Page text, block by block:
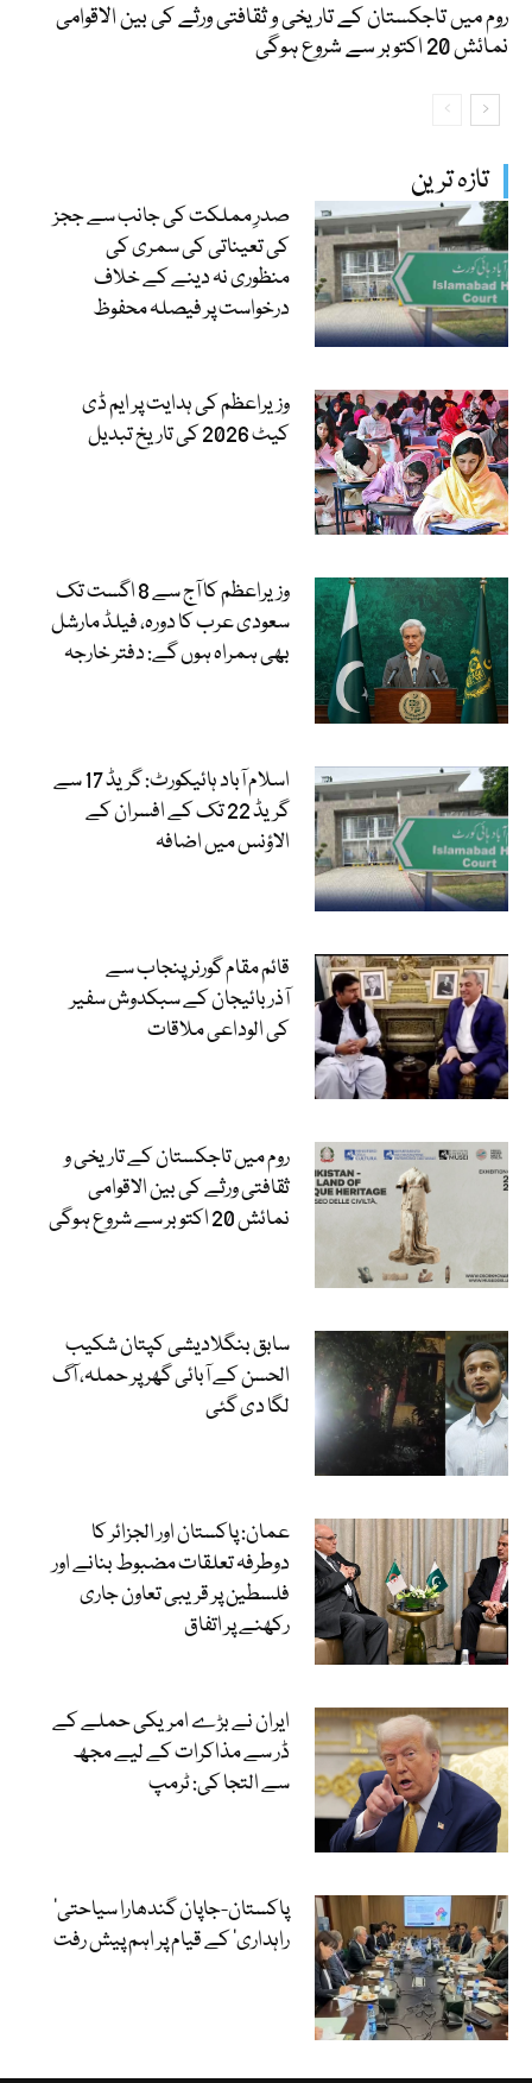
تازہ ترین
صدرِ مملکت کی جانب سے ججز
کی تعیناتی کی سمری کی
منظوری نہ دینے کے خلاف
درخواست پر فیصلہ محفوظ
وزیراعظم کی ہدایت پر ایم ڈی
کیٹ 2026 کی تاریخ تبدیل
وزیراعظم کا آج سے 8 اگست تک
سعودی عرب کا دورہ، فیلڈ مارشل
بھی ہمراہ ہوں گے: دفتر خارجہ
اسلام آباد ہائیکورٹ: گریڈ 17 سے
گریڈ 22 تک کے افسران کے
الاؤنس میں اضافہ
قائم مقام گورنر پنجاب سے
آذربائیجان کے سبکدوش سفیر
کی الوداعی ملاقات
روم میں تاجکستان کے تاریخی و
ثقافتی ورثے کی بین الاقوامی
نمائش 20 اکتوبر سے شروع ہوگی
سابق بنگلادیشی کپتان شکیب
الحسن کے آبائی گھر پر حملہ، آگ
لگا دی گئی
عمان: پاکستان اور الجزائر کا
دوطرفہ تعلقات مضبوط بنانے اور
فلسطین پر قریبی تعاون جاری
رکھنے پر اتفاق
ایران نے بڑے امریکی حملے کے
ڈر سے مذاکرات کے لیے مجھ
سے التجا کی: ٹرمپ
‘پاکستان-جاپان گندھارا سیاحتی
راہداری’ کے قیام پر اہم پیش رفت
روم میں تاجکستان کے تاریخی و ثقافتی ورثے کی بین الاقوامی
نمائش 20 اکتوبر سے شروع ہوگی